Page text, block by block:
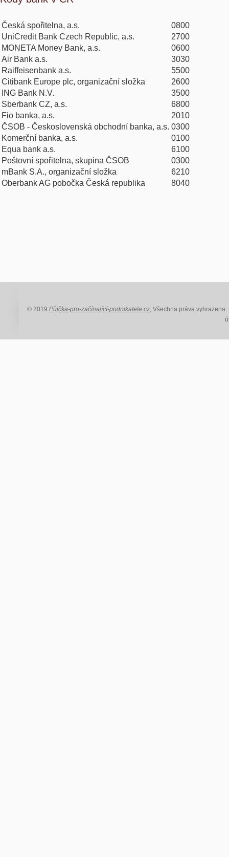
Česká spořitelna, a.s.
0800
UniCredit Bank Czech Republic, a.s.
2700
MONETA Money Bank, a.s.
0600
Air Bank a.s.
3030
Raiffeisenbank a.s.
5500
Citibank Europe plc, organizační složka
2600
ING Bank N.V.
3500
Sberbank CZ, a.s.
6800
Fio banka, a.s.
2010
ČSOB - Československá obchodní banka, a.s. 0300
Komerční banka, a.s.
0100
Equa bank a.s.
6100
Poštovní spořitelna, skupina ČSOB
0300
mBank S.A., organizační složka
6210
Oberbank AG pobočka Česká republika
8040
© 2019 Půjčka-pro-začínající-podnikatele.cz, Všechna práva